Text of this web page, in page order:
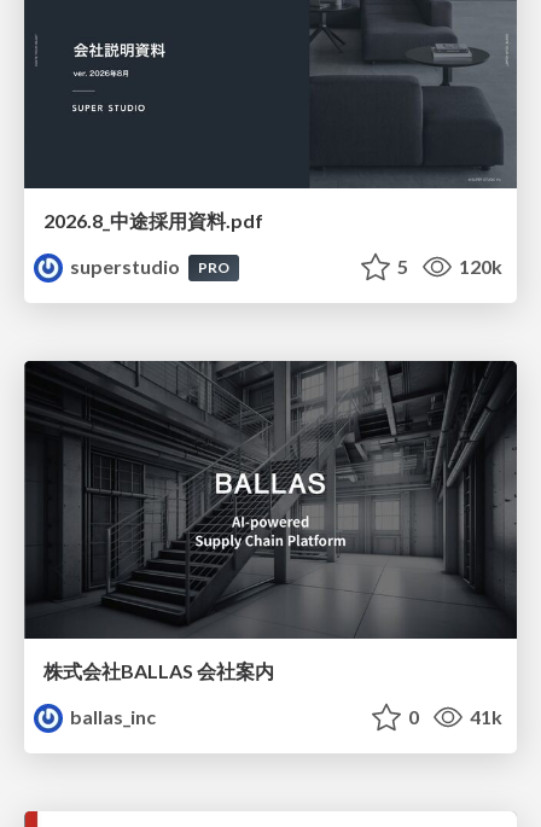
2026.8_中途採用資料.pdf
superstudio
PRO 5 120k
株式会社BALLAS 会社案内
ballas_inc
0 41k